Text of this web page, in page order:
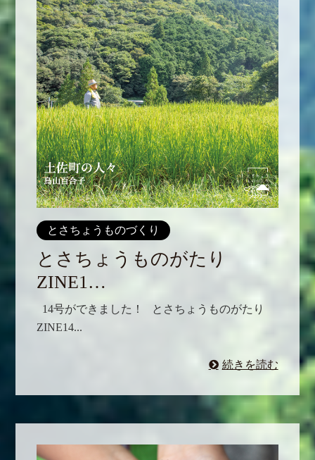
とさちょうものづくり
とさちょうものがたり
ZINE1…
14号ができました！ とさちょうものがたり
ZINE14...
続きを読む